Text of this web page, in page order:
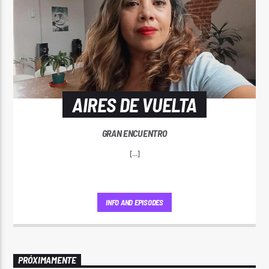
AIRES DE VUELTA
GRAN ENCUENTRO
[...]
INFO AND EPISODES
PRÓXIMAMENTE